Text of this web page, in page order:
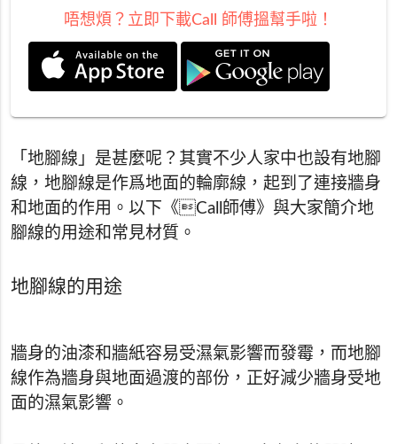
唔想煩？立即下載Call 師傅搵幫手啦！
「地腳線」是甚麼呢？其實不少人家中也設有地腳
線，地腳線是作爲地面的輪廓線，起到了連接牆身
和地面的作用。以下《Call師傅》與大家簡介地
腳線的用途和常見材質。
地腳線的用途
牆身的油漆和牆紙容易受濕氣影響而發霉，而地腳
線作為牆身與地面過渡的部份，正好減少牆身受地
面的濕氣影響。